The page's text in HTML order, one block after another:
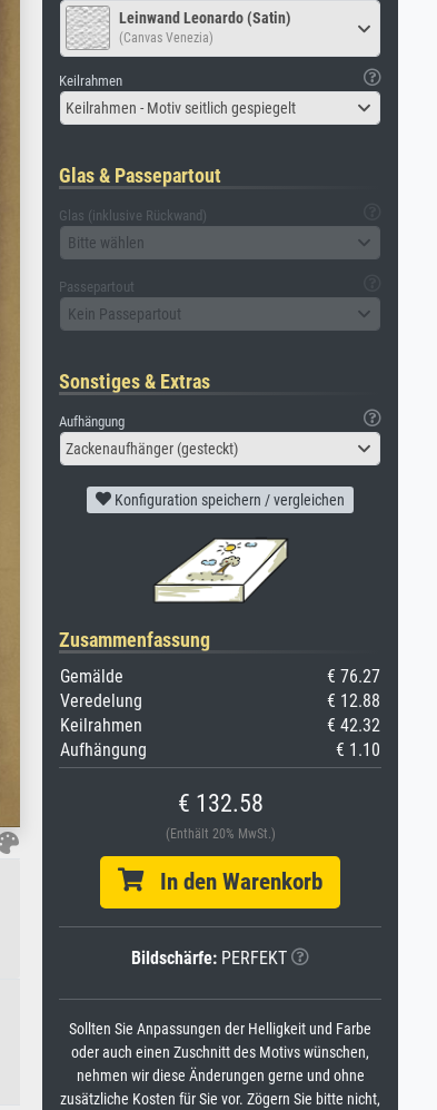
Leinwand Leonardo (Satin)
(Canvas Venezia)
Keilrahmen
Keilrahmen - Motiv seitlich gespiegelt
Glas & Passepartout
Glas (inklusive Rückwand)
Bitte wählen
Passepartout
Kein Passepartout
Sonstiges & Extras
Aufhängung
Zackenaufhänger (gesteckt)
Konfiguration speichern / vergleichen
Zusammenfassung
Gemälde
€ 76.27
Veredelung
€ 12.88
Keilrahmen
€ 42.32
Aufhängung
€ 1.10
€ 132.58
(Enthält 20% MwSt.)
In den Warenkorb
Bildschärfe: PERFEKT
Sollten Sie Anpassungen der Helligkeit und Farbe
oder auch einen Zuschnitt des Motivs wünschen,
nehmen wir diese Änderungen gerne und ohne
zusätzliche Kosten für Sie vor. Zögern Sie bitte nicht,